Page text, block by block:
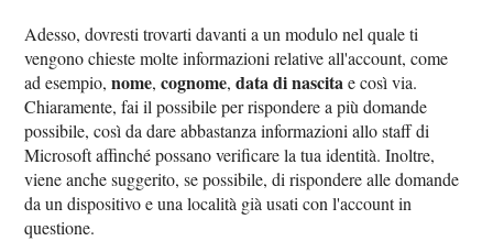
Adesso, dovresti trovarti davanti a un modulo nel quale ti
vengono chieste molte informazioni relative all'account, come
ad esempio,nome,cognome,data di nascitae così via.
Chiaramente, fai il possibile per rispondere a più domande
possibile, così da dare abbastanza informazioni allo staff di
Microsoft affinché possano verificare la tua identità. Inoltre,
viene anche suggerito, se possibile, di rispondere alle domande
da un dispositivo e una località già usati con l'account in
questione.